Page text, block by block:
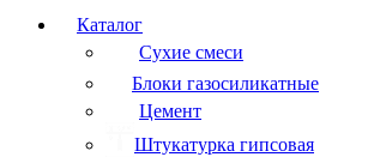
Каталог
Сухие смеси
Блоки газосиликатные
Цемент
Штукатурка гипсовая